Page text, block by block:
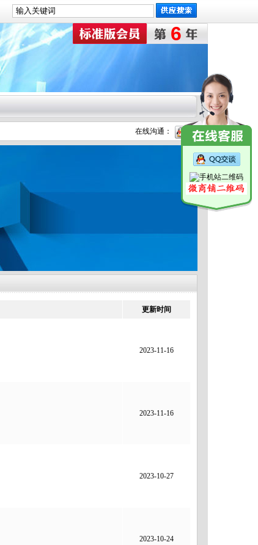
6
在线沟通：
更新时间
2023-11-16
2023-11-16
2023-10-27
2023-10-24